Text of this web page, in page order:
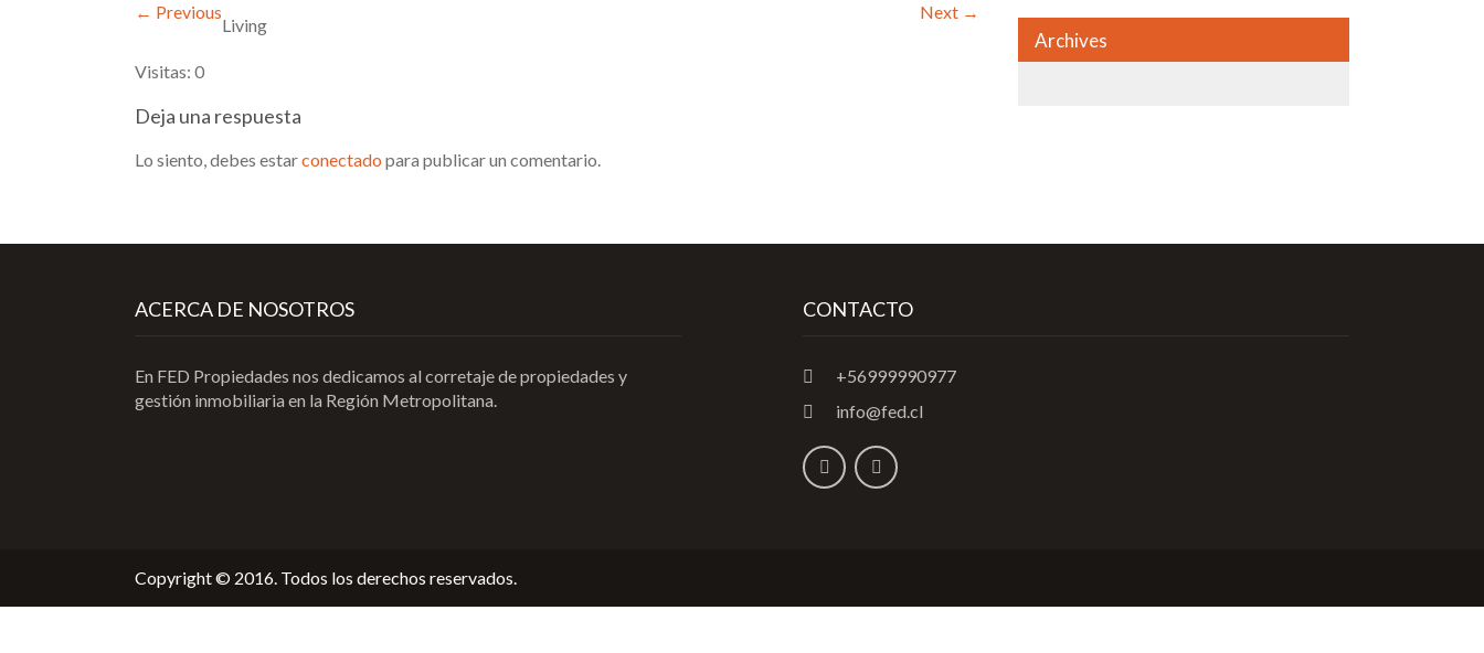
← Previous Next →
Living
Visitas: 0
Deja una respuesta
Lo siento, debes estarconectado para publicar un comentario.
Archives
ACERCA DE NOSOTROS
En FED Propiedades nos dedicamos al corretaje de propiedades y
gestión inmobiliaria en la Región Metropolitana.
CONTACTO
+56999990977
info@fed.cl
Copyright © 2016. Todos los derechos reservados.